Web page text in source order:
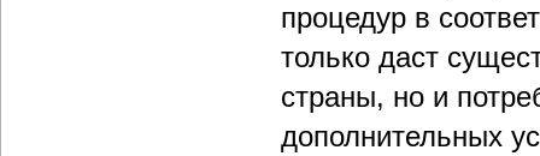
процедур в
только даст
страны, но и
дополнительных